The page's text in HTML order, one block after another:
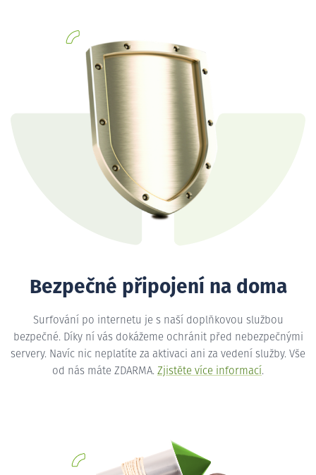
Bezpečné připojení na doma
Surfování po internetu je s naší doplňkovou službou
bezpečné. Díky ní vás dokážeme ochránit před nebezpečnými
servery. Navíc nic neplatíte za aktivaci ani za vedení služby. Vše
od nás máte ZDARMA. Zjistěte více informací.